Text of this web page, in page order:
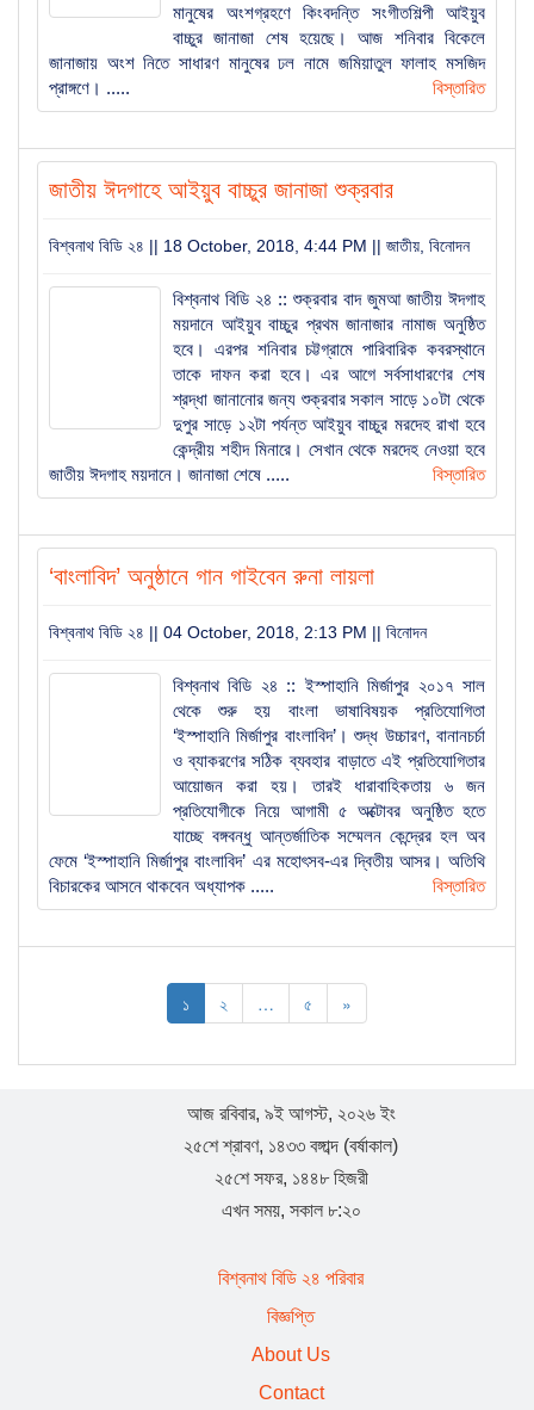
মানুষের অংশগ্রহণে কিংবদন্তি সংগীতশিল্পী আইয়ুব
বাচ্চুর জানাজা শেষ হয়েছে। আজ শনিবার বিকেলে
জানাজায় অংশ নিতে সাধারণ মানুষের ঢল নামে জমিয়াতুল ফালাহ মসজিদ
প্রাঙ্গণে। .....
বিস্তারিত
জাতীয় ঈদগাহে আইয়ুব বাচ্চুর জানাজা শুক্রবার
বিশ্বনাথ বিডি ২৪ || 18 October, 2018, 4:44 PM || জাতীয় বিনোদন
বিশ্বনাথ বিডি ২৪ :: শুক্রবার বাদ জুমআ জাতীয় ঈদগাহ
ময়দানে আইয়ুব বাচ্চুর প্রথম জানাজার নামাজ অনুষ্ঠিত
হবে। এরপর শনিবার চট্টগ্রামে পারিবারিক কবরস্থানে
তাকে দাফন করা হবে। এর আগে সর্বসাধারণের শেষ
শ্রদ্ধা জানানোর জন্য শুক্রবার সকাল সাড়ে ১০টা থেকে
দুপুর সাড়ে ১২টা পর্যন্ত আইয়ুব বাচ্চুর মরদেহ রাখা হবে
কেন্দ্রীয় শহীদ মিনারে। সেখান থেকে মরদেহ নেওয়া হবে
জাতীয় ঈদগাহ ময়দানে। জানাজা শেষে .....
বিস্তারিত
‘বাংলাবিদ’ অনুষ্ঠানে গান গাইবেন রুনা লায়লা
বিশ্বনাথ বিডি ২৪ || 04 October, 2018, 2:13 PM || বিনোদন
বিশ্বনাথ বিডি ২৪ :: ইস্পাহানি মির্জাপুর ২০১৭ সাল
থেকে শুরু হয় বাংলা ভাষাবিষয়ক প্রতিযোগিতা
‘ইস্পাহানি মির্জাপুর বাংলাবিদ’। শুদ্ধ উচ্চারণ, বানানচর্চা
ও ব্যাকরণের সঠিক ব্যবহার বাড়াতে এই প্রতিযোগিতার
আয়োজন করা হয়। তারই ধারাবাহিকতায় ৬ জন
প্রতিযোগীকে নিয়ে আগামী ৫ অক্টোবর অনুষ্ঠিত হতে
যাচ্ছে বঙ্গবন্ধু আন্তর্জাতিক সম্মেলন কেন্দ্রের হল অব
ফেমে ‘ইস্পাহানি মির্জাপুর বাংলাবিদ’ এর মহোৎসব-এর দ্বিতীয় আসর। অতিথি
বিচারকের আসনে থাকবেন অধ্যাপক .....
বিস্তারিত
১ ২ … ৫ »
আজ রবিবার, ৯ই আগস্ট, ২০২৬ ইং
২৫শে শ্রাবণ, ১৪৩৩ বঙ্গাব্দ (বর্ষাকাল)
২৫শে সফর, ১৪৪৮ হিজরী
এখন সময়, সকাল ৮:২০
বিশ্বনাথ বিডি ২৪ পরিবার
বিজ্ঞপ্তি
About Us
Contact